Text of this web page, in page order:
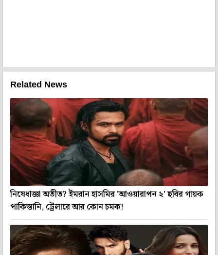
Related News
নিষেধাজ্ঞা অতীত? ইমরান হাসমির 'আওয়ারাপন ২' ছবির গায়ক
পাকিস্তানি, ট্রেলারে আর কোন চমক!